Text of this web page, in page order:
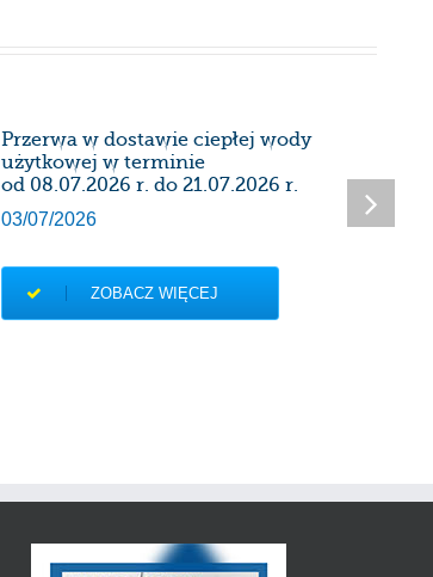
Przerwa w dostawie ciepłej wody
użytkowej w terminie
od 08.07.2026 r. do 21.07.2026 r.
03/07/2026
ZOBACZ WIĘCEJ